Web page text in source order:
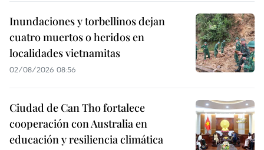
Inundaciones y torbellinos dejan
cuatro muertos o heridos en
localidades vietnamitas
02/08/2026 08:56
Ciudad de Can Tho fortalece
cooperación con Australia en
educación y resiliencia climática